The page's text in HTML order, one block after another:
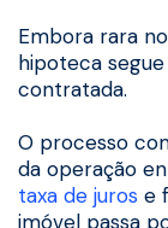
Embora rara
hipoteca
contratada.
O processo
da operação
taxa de juros e
imóvel passa